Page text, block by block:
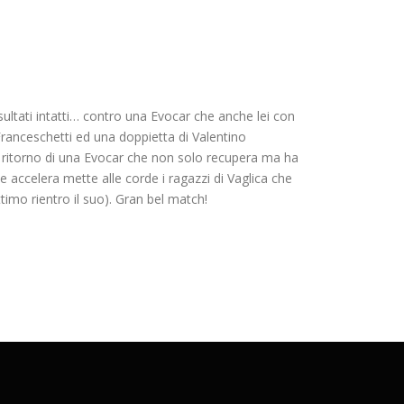
intatti… contro una Evocar che anche lei con
ed una doppietta di Valentino
di una Evocar che non solo recupera ma ha
accelera mette alle corde i ragazzi di Vaglica che
rientro il suo). Gran bel match!